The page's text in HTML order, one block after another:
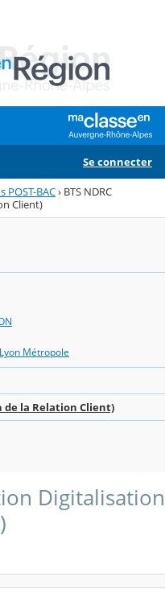
Se connecter
BAC› BTS NDRC
Client)
Métropole
de la Relation Client)
Digitalisation